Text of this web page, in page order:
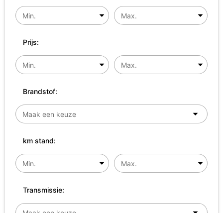
Prijs:
Brandstof:
km stand:
Transmissie: